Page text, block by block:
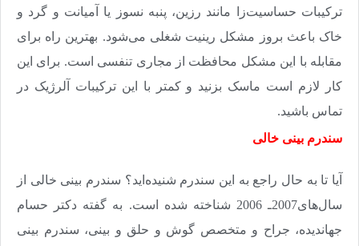
ترکیبات حساسیت‌زا مانند رزین، پنبه نسوز یا آمیانت و گرد و
خاک باعث بروز مشکل رینیت شغلی می‌شود. بهترین راه برای
مقابله با این مشکل محافظت از مجاری تنفسی است. برای این
کار لازم است ماسک بزنید و کمتر با این ترکیبات آلرژیک در
تماس باشید.
سندرم بینی خالی
آیا تا به حال راجع به این سندرم شنیده‌اید؟ سندرم بینی خالی از
سال‌های2007ـ 2006 شناخته شده است. به گفته دکتر حسام
جهاندیده، جراح و متخصص گوش و حلق و بینی، سندرم بینی